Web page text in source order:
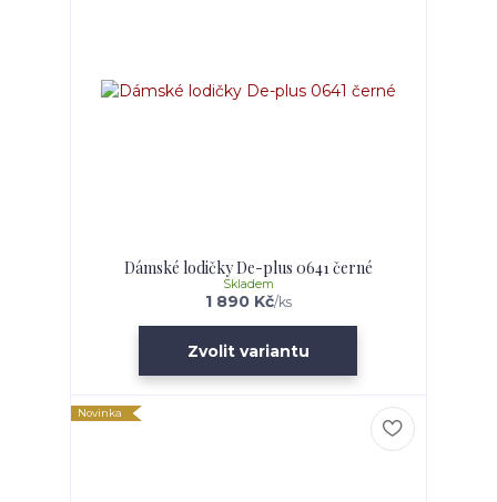
Dámské lodičky De-plus 0641 černé
1 890 Kč/ks
Skladem
Zvolit variantu
Novinka